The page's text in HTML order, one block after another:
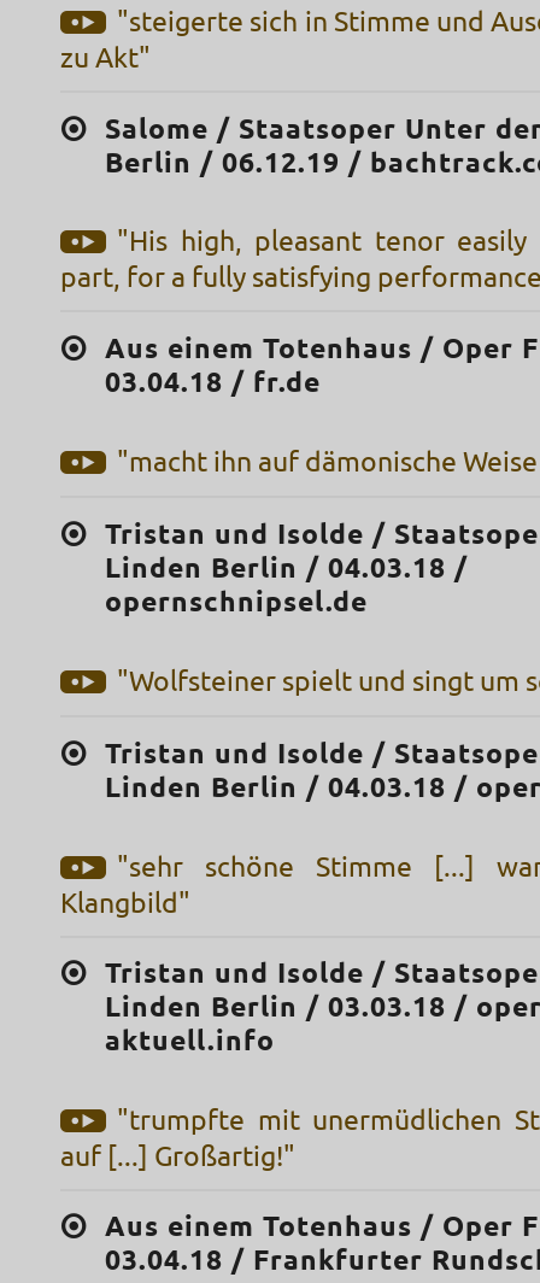
"steigerte sich in Stimme und
zu Akt"
Salome / Staatsoper Unter
Berlin / 06.12.19 /
"His high, pleasant tenor easily
part, for a fully satisfying
Aus einem Totenhaus / Oper
03.04.18 / fr.de
"macht ihn auf dämonische
Tristan und Isolde /
Linden Berlin / 04.03.18 /
opernschnipsel.de
"Wolfsteiner spielt und singt um
Tristan und Isolde /
Linden Berlin / 04.03.18 /
"sehr schöne Stimme [...]
Klangbild"
Tristan und Isolde /
Linden Berlin / 03.03.18 /
aktuell.info
"trumpfte mit unermüdlichen
auf [...] Großartig!"
Aus einem Totenhaus / Oper
03.04.18 / Frankfurter